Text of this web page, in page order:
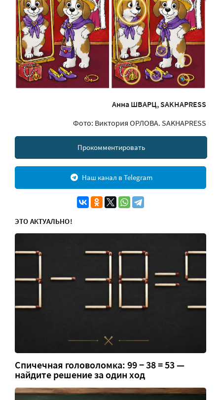
Анна ШВАРЦ, SAKHAPRESS
Фото: Виктория ОРЛОВА. SAKHAPRESS
Прокомментировать
Наш канал в Telegram
ЭТО АКТУАЛЬНО!
Спичечная головоломка: 99 − 38 = 53 —
найдите решение за один ход